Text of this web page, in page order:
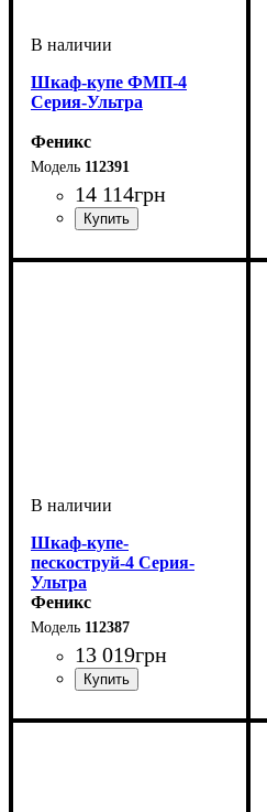
Шкаф-купе ФМП-4
Серия-Ультра
Феникс
112391
14 114грн
Шкаф-купе-
пескоструй-4 Серия-
Ультра
Феникс
112387
13 019грн